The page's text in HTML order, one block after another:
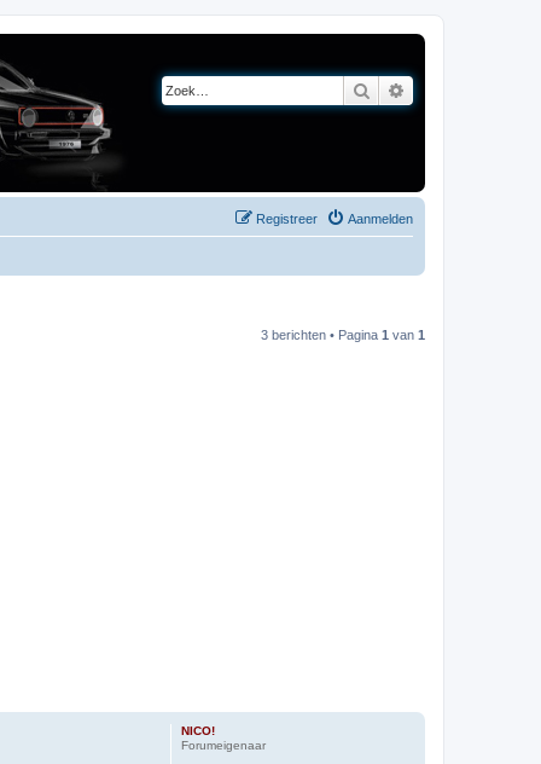
Zoek
Aanmelden
Registreer
3 berichten • Pagina 1 van 1
NICO!
Forumeigenaar